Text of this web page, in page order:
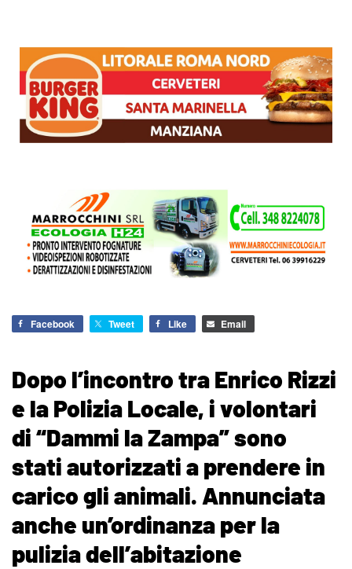
Facebook Tweet Like Email
Dopo l’incontro tra Enrico Rizzi
e la Polizia Locale, i volontari
di “Dammi la Zampa” sono
stati autorizzati a prendere in
carico gli animali. Annunciata
anche un’ordinanza per la
pulizia dell’abitazione